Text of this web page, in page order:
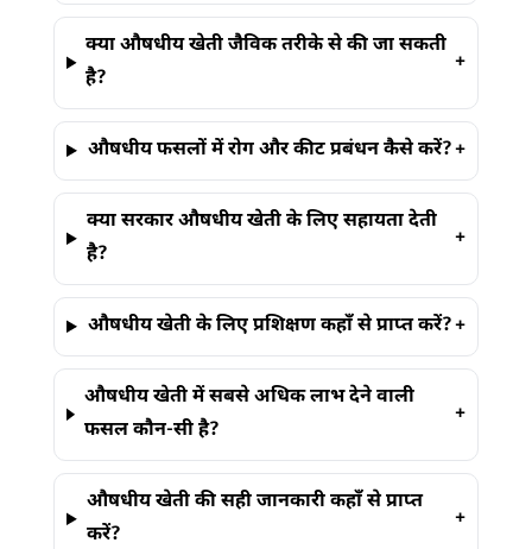
क्या औषधीय खेती जैविक तरीके से की जा सकती
है?
+
औषधीय फसलों में रोग और कीट प्रबंधन कैसे करें?+
क्या सरकार औषधीय खेती के लिए सहायता देती
है?
+
औषधीय खेती के लिए प्रशिक्षण कहाँ से प्राप्त करें?+
औषधीय खेती में सबसे अधिक लाभ देने वाली
फसल कौन-सी है?
+
औषधीय खेती की सही जानकारी कहाँ से प्राप्त
करें?
+